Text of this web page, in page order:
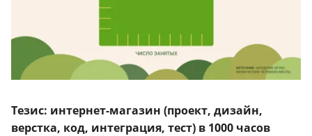
Тезис: интернет-магазин (проект, дизайн,
верстка, код, интеграция, тест) в 1000 часов